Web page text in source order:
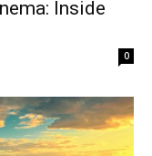
Inside
0